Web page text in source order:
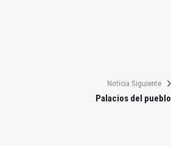
Noticia Siguiente
Palacios del pueblo